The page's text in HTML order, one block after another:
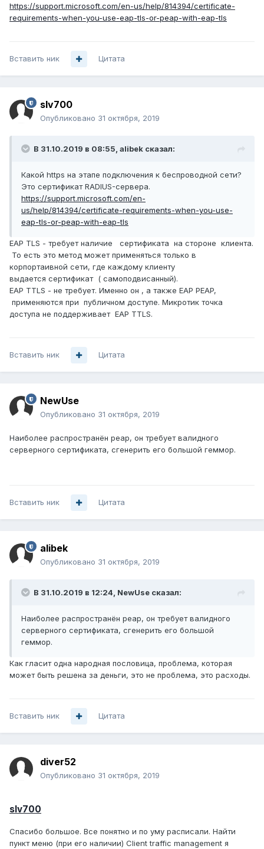
https://support.microsoft.com/en-us/help/814394/certificate-
requirements-when-you-use-eap-tls-or-peap-with-eap-tls
Вставить ник Цитата
slv700
Опубликовано 31 октября, 2019
В 31.10.2019 в 08:55, alibek сказал:
Какой https на этапе подключения к беспроводной сети?
Это сертификат RADIUS-сервера.
https://support.microsoft.com/en-
us/help/814394/certificate-requirements-when-you-use-
eap-tls-or-peap-with-eap-tls
EAP TLS - требует наличие сертификата на стороне клиента.
То есть это метод может применяться только в
корпортаивной сети, где каждому клиенту
выдается сертификат ( самоподвисанный).
EAP TTLS - не требует. Именно он , а также EAP PEAP,
применяются при публичном доступе. Микротик точка
доступа не поддерживает EAP TTLS.
Вставить ник Цитата
NewUse
Опубликовано 31 октября, 2019
Наиболее распространён peap, он требует валидного
серверного сертификата, сгенерить его большой геммор.
Вставить ник Цитата
alibek
Опубликовано 31 октября, 2019
В 31.10.2019 в 12:24, NewUse сказал:
Наиболее распространён peap, он требует валидного
серверного сертификата, сгенерить его большой
геммор.
Как гласит одна народная пословица, проблема, которая
может быть решена за деньги, это не проблема, это расходы.
Вставить ник Цитата
diver52
Опубликовано 31 октября, 2019
slv700
Спасибо большое. Все понятно и по уму расписали. Найти
пункт меню (при его наличии) Client traffic management я